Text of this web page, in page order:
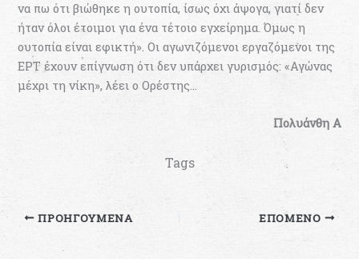
να πω ότι βιώθηκε η ουτοπία, ίσως όχι άψογα, γιατί δεν
ήταν όλοι έτοιμοι για ένα τέτοιο εγχείρημα. Όμως η
ουτοπία είναι εφικτή». Οι αγωνιζόμενοι εργαζόμενοι της
ΕΡΤ έχουν επίγνωση ότι δεν υπάρχει γυρισμός: «Αγώνας
μέχρι τη νίκη», λέει ο Ορέστης…
Πολυάνθη Α
Tags
ΠΡΟΗΓΟΎΜΕΝΑ ΕΠΌΜΕΝΟ